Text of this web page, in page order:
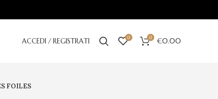
ACCEDI / REGISTRATI 0 0 €0.00
FOILES